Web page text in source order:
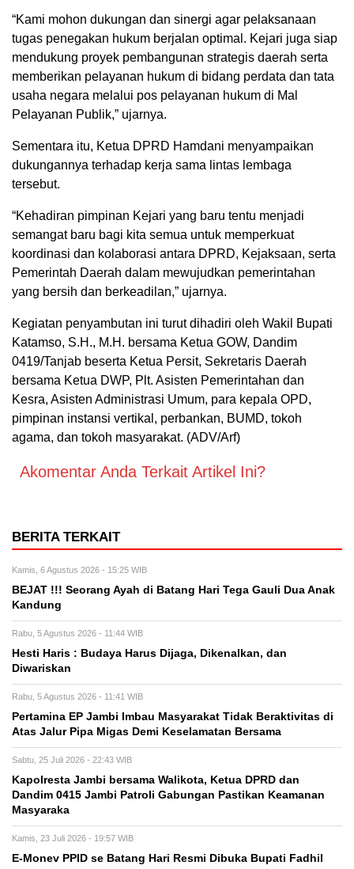
“Kami mohon dukungan dan sinergi agar pelaksanaan
tugas penegakan hukum berjalan optimal. Kejari juga siap
mendukung proyek pembangunan strategis daerah serta
memberikan pelayanan hukum di bidang perdata dan tata
usaha negara melalui pos pelayanan hukum di Mal
Pelayanan Publik,” ujarnya.
Sementara itu, Ketua DPRD Hamdani menyampaikan
dukungannya terhadap kerja sama lintas lembaga
tersebut.
“Kehadiran pimpinan Kejari yang baru tentu menjadi
semangat baru bagi kita semua untuk memperkuat
koordinasi dan kolaborasi antara DPRD, Kejaksaan, serta
Pemerintah Daerah dalam mewujudkan pemerintahan
yang bersih dan berkeadilan,” ujarnya.
Kegiatan penyambutan ini turut dihadiri oleh Wakil Bupati
Katamso, S.H., M.H. bersama Ketua GOW, Dandim
0419/Tanjab beserta Ketua Persit, Sekretaris Daerah
bersama Ketua DWP, Plt. Asisten Pemerintahan dan
Kesra, Asisten Administrasi Umum, para kepala OPD,
pimpinan instansi vertikal, perbankan, BUMD, tokoh
agama, dan tokoh masyarakat. (ADV/Arf)
Akomentar Anda Terkait Artikel Ini?
BERITA TERKAIT
Kamis, 6 Agustus 2026 - 15:25 WIB
BEJAT !!! Seorang Ayah di Batang Hari Tega Gauli Dua Anak
Kandung
Rabu, 5 Agustus 2026 - 11:44 WIB
Hesti Haris : Budaya Harus Dijaga, Dikenalkan, dan
Diwariskan
Rabu, 5 Agustus 2026 - 11:41 WIB
Pertamina EP Jambi Imbau Masyarakat Tidak Beraktivitas di
Atas Jalur Pipa Migas Demi Keselamatan Bersama
Sabtu, 25 Juli 2026 - 22:43 WIB
Kapolresta Jambi bersama Walikota, Ketua DPRD dan
Dandim 0415 Jambi Patroli Gabungan Pastikan Keamanan
Masyaraka
Kamis, 23 Juli 2026 - 19:57 WIB
E-Monev PPID se Batang Hari Resmi Dibuka Bupati Fadhil